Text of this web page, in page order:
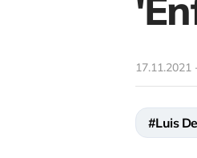
17.11.2021
#Luis